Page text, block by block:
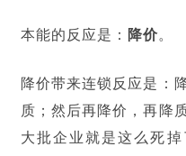
本能的反应是： 降价。
降价带来连锁反应是：
质；然后再降价，再降
大批企业就是这么死